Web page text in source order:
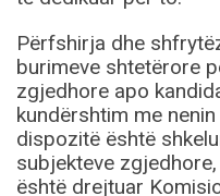
Përfshirja dhe
burimeve shtetërore
zgjedhore apo
kundërshtim me
dispozitë është
subjekteve
është drejtuar